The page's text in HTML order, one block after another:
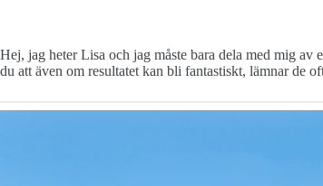
Hej, jag heter Lisa och jag måste bara dela med mig
du att även om resultatet kan bli fantastiskt, lämnar de